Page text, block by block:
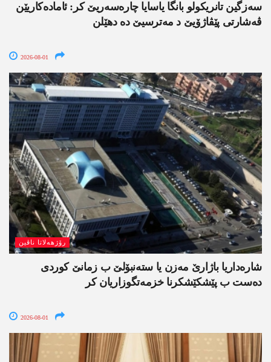
سەزگین تانریکولو بانگا یاسایا چارەسەریێ کر: ئامادەکاریێن
ڤەشارتی پێڤاژۆیێ د مەترسیێ دە دھێلن
2026-08-01
رۆژھەلاتا ناڤین
شارەداریا باژارێ مەزن یا ستەنبۆلێ ب زمانێ کوردی
دەست ب پێشکێشکرنا خزمەتگوزاریان کر
2026-08-01